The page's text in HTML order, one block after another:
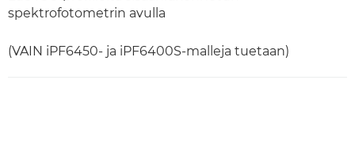
spektrofotometrin avulla
(VAIN iPF6450- ja iPF6400S-malleja tuetaan)